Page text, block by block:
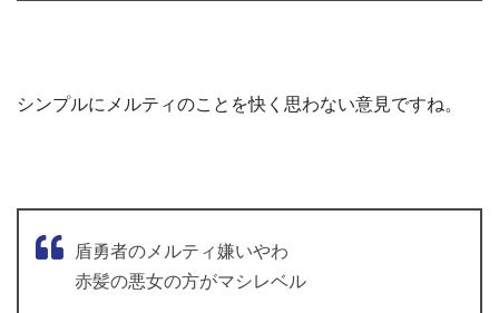
シンプルにメルティのことを快く思わない意見ですね。
盾勇者のメルティ嫌いやわ
赤髪の悪女の方がマシレベル